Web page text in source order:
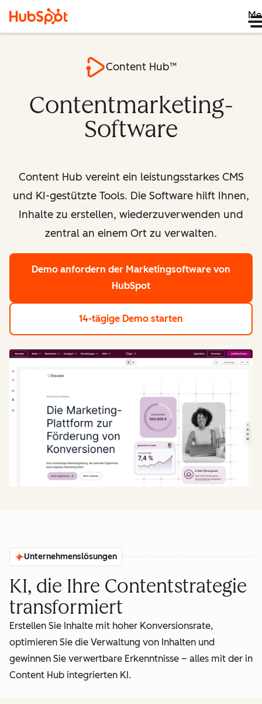
Content Hub™
Contentmarketing-
Software
Content Hub vereint ein leistungsstarkes CMS
und KI-gestützte Tools. Die Software hilft Ihnen,
Inhalte zu erstellen, wiederzuverwenden und
zentral an einem Ort zu verwalten.
Demo anfordern der Marketingsoftware von
HubSpot
14-tägige Demo starten
Unternehmenslösungen
KI, die Ihre Contentstrategie
transformiert
Erstellen Sie Inhalte mit hoher Konversionsrate,
optimieren Sie die Verwaltung von Inhalten und
gewinnen Sie verwertbare Erkenntnisse – alles mit der in
Content Hub integrierten KI.